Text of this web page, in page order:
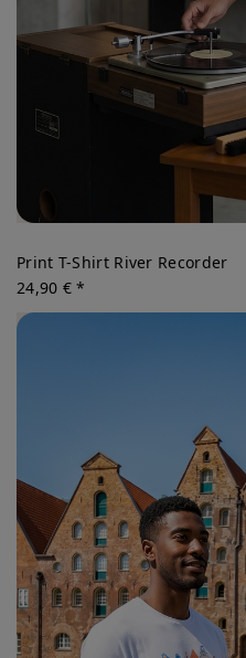
Print T-Shirt River Recorder
24,90 € *